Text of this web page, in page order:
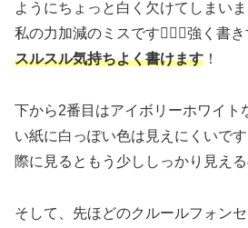
ようにちょっと白く欠けてしまい
私の力加減のミスです🙇🏻‍♀️強く書
スルスル気持ちよく書けます ！
下から2番目はアイボリーホワイト
い紙に白っぽい色は見えにくいで
際に見るともう少ししっかり見え
そして、先ほどのクルールフォン